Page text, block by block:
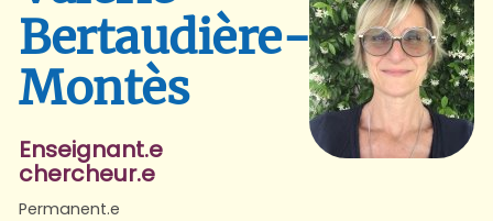
Bertaudière-
Montès
Enseignant.e
chercheur.e
Permanent.e